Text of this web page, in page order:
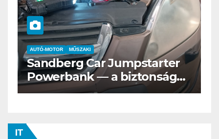
AUTÓ-MOTOR ELEKTROMOS
Az új Nissan LEAF csak a
Tesztvilágra vár!
IT